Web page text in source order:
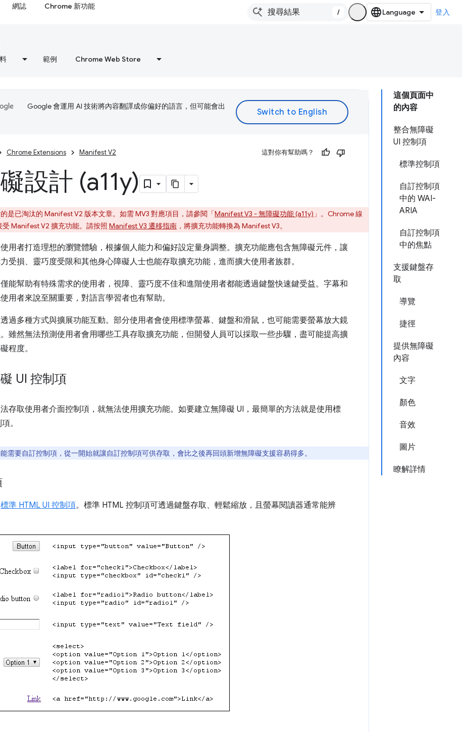
網誌 Chrome 新功能
/ 登入
範例 Chrome Web Store
這個頁面中
的內容
整合無障礙
UI 控制項
標準控制項
自訂控制項
中的 WAI-
ARIA
自訂控制項
中的焦點
支援鍵盤存
取
導覽
捷徑
提供無障礙
內容
文字
顏色
音效
圖片
瞭解詳情
Google 會運用 AI 技術將內容翻譯成你偏好的語言，但可能會出
Chrome Extensions Manifest V2 這對你有幫助嗎？
設計 (a11y)
是已淘汰的 Manifest V2 版本文章。如需 MV3 對應項目，請參閱「Manifest V3 - 無障礙功能 (a11y) 」。Chrome 線
Manifest V2 擴充功能。請按照 Manifest V3 遷移指南 ，將擴充功能轉換為 Manifest V3。
用者打造理想的瀏覽體驗，根據個人能力和偏好設定量身調整。擴充功能應包含無障礙元件，讓
受損、靈巧度受限和其他身心障礙人士也能存取擴充功能，進而擴大使用者族群。
能幫助有特殊需求的使用者，視障、靈巧度不佳和進階使用者都能透過鍵盤快速鍵受益。字幕和
用者來說至關重要，對語言學習者也有幫助。
過多種方式與擴展功能互動。部分使用者會使用標準螢幕、鍵盤和滑鼠，也可能需要螢幕放大鏡
。雖然無法預測使用者會用哪些工具存取擴充功能，但開發人員可以採取一些步驟，盡可能提高擴
程度。
UI 控制項
存取使用者介面控制項，就無法使用擴充功能。如要建立無障礙 UI，最簡單的方法就是使用標
。
需要自訂控制項，從一開始就讓自訂控制項可供存取，會比之後再回頭新增無障礙支援容易得多。
標準 HTML UI 控制項。標準 HTML 控制項可透過鍵盤存取、輕鬆縮放，且螢幕閱讀器通常能辨